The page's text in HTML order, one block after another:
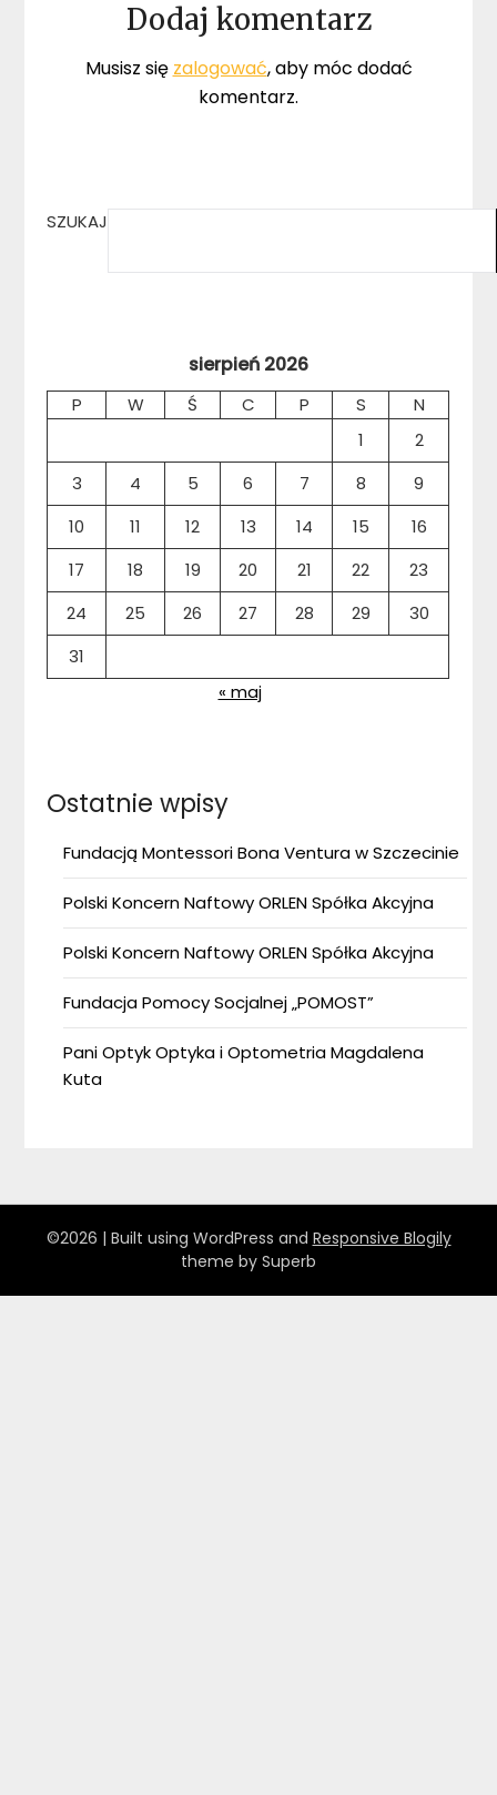
Dodaj komentarz
Musisz się zalogować, aby móc dodać
komentarz.
SZUKAJ
sierpień 2026
P W Ś C P S
N
1
2
3
4 5 6 7 8
9
10
11 12 13 14 15
16
17
18 19 20 21 22
23
24
25 26 27 28 29
30
31
« maj
Ostatnie wpisy
Fundacją Montessori Bona Ventura w Szczecinie
Polski Koncern Naftowy ORLEN Spółka Akcyjna
Polski Koncern Naftowy ORLEN Spółka Akcyjna
Fundacja Pomocy Socjalnej „POMOST”
Pani Optyk Optyka i Optometria Magdalena
Kuta
©2026 | Built using WordPress and Responsive Blogily
theme by Superb